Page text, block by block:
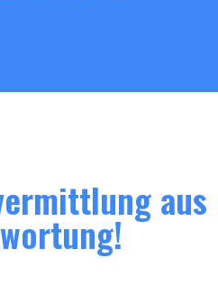
aus